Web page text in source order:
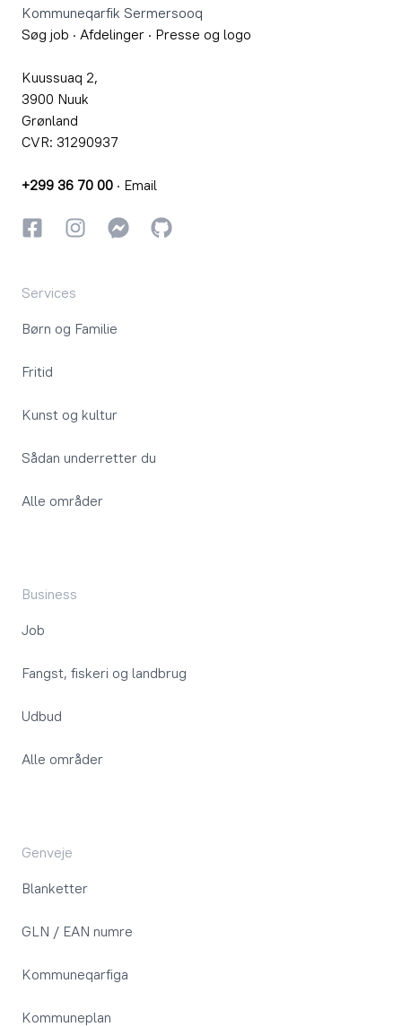
Kommuneqarfik Sermersooq
Søg job · Afdelinger · Presse og logo
Kuussuaq 2,
3900 Nuuk
Grønland
CVR: 31290937
+299 36 70 00 · Email
FacebookInstagramInstagram
GitHub
Services
Børn og Familie
Fritid
Kunst og kultur
Sådan underretter du
Alle områder
Business
Job
Fangst, fiskeri og landbrug
Udbud
Alle områder
Genveje
Blanketter
GLN / EAN numre
Kommuneqarfiga
Kommuneplan